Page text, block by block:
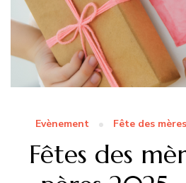
Evènement Fête des mères
Fêtes des